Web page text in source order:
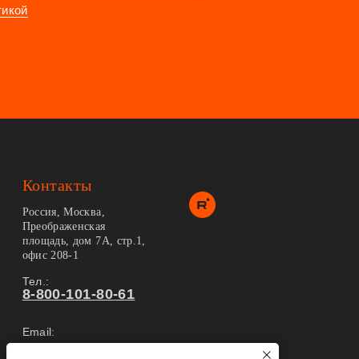
Контакты
Россия, Москва,
Преображенская
площадь, дом 7А, стр.1,
офис 208-1
Тел.:
8-800-101-80-61
Email: